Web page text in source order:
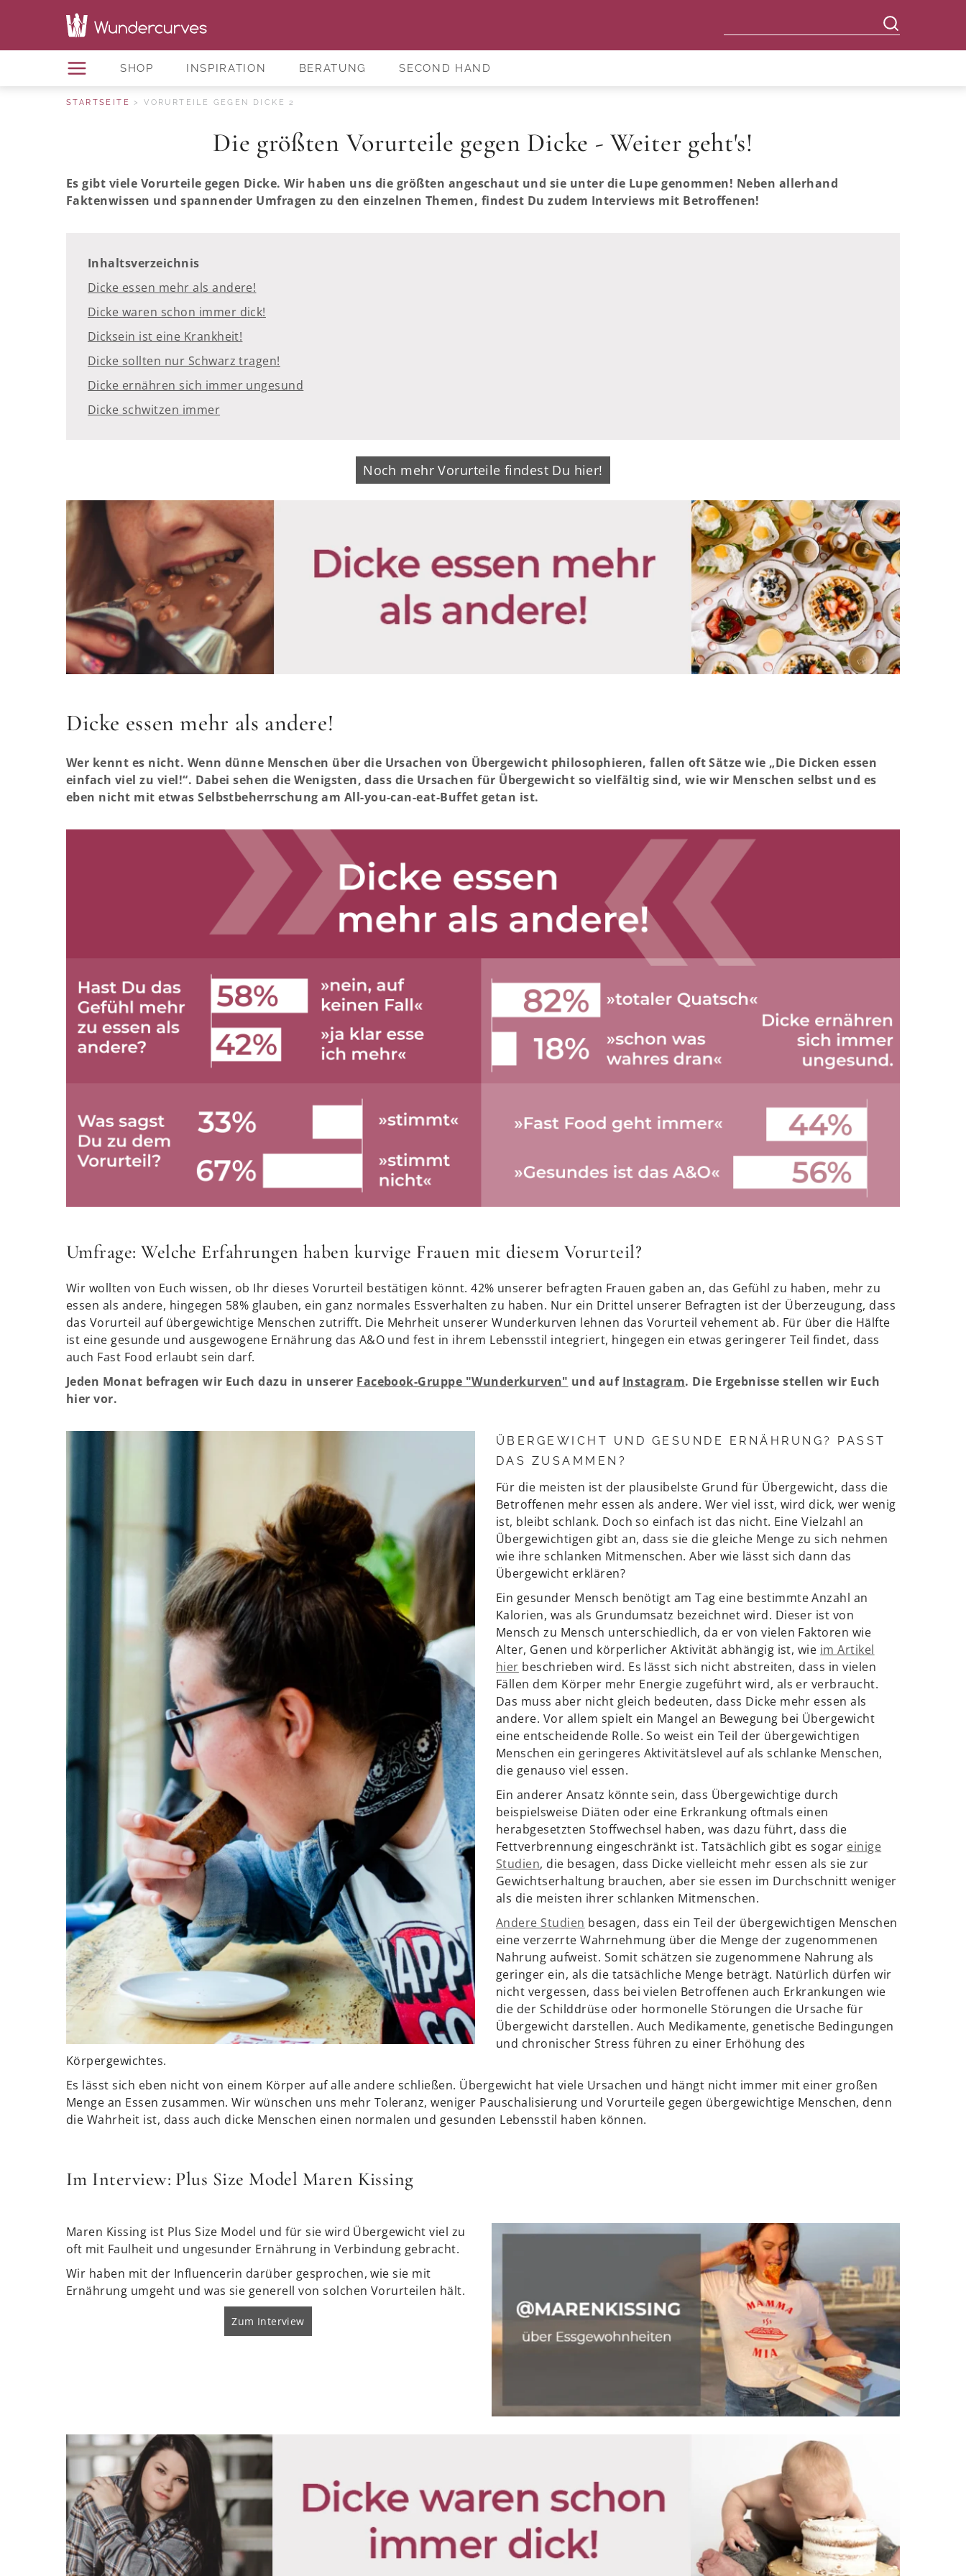
SHOP INSPIRATION BERATUNG SECOND HAND
STARTSEITE VORURTEILE GEGEN DICKE 2
Die größten Vorurteile gegen Dicke - Weiter geht's!
Es gibt viele Vorurteile gegen Dicke. Wir haben uns die größten angeschaut und sie unter die Lupe genommen! Neben allerhand
Faktenwissen und spannender Umfragen zu den einzelnen Themen, findest Du zudem Interviews mit Betroffenen!
Inhaltsverzeichnis
Dicke essen mehr als andere!
Dicke waren schon immer dick!
Dicksein ist eine Krankheit!
Dicke sollten nur Schwarz tragen!
Dicke ernähren sich immer ungesund
Dicke schwitzen immer
Noch mehr Vorurteile findest Du hier!
Dicke essen mehr als andere!
Wer kennt es nicht. Wenn dünne Menschen über die Ursachen von Übergewicht philosophieren, fallen oft Sätze wie „Die Dicken essen
einfach viel zu viel!“. Dabei sehen die Wenigsten, dass die Ursachen für Übergewicht so vielfältig sind, wie wir Menschen selbst und es
eben nicht mit etwas Selbstbeherrschung am All-you-can-eat-Buffet getan ist.
Umfrage: Welche Erfahrungen haben kurvige Frauen mit diesem Vorurteil?
Wir wollten von Euch wissen, ob Ihr dieses Vorurteil bestätigen könnt. 42% unserer befragten Frauen gaben an, das Gefühl zu haben, mehr zu
essen als andere, hingegen 58% glauben, ein ganz normales Essverhalten zu haben. Nur ein Drittel unserer Befragten ist der Überzeugung, dass
das Vorurteil auf übergewichtige Menschen zutrifft. Die Mehrheit unserer Wunderkurven lehnen das Vorurteil vehement ab. Für über die Hälfte
ist eine gesunde und ausgewogene Ernährung das A&O und fest in ihrem Lebensstil integriert, hingegen ein etwas geringerer Teil findet, dass
auch Fast Food erlaubt sein darf.
Jeden Monat befragen wir Euch dazu in unserer Facebook-Gruppe "Wunderkurven" und auf Instagram. Die Ergebnisse stellen wir Euch
hier vor.
ÜBERGEWICHT UND GESUNDE ERNÄHRUNG? PASST
DAS ZUSAMMEN?
Für die meisten ist der plausibelste Grund für Übergewicht, dass die
Betroffenen mehr essen als andere. Wer viel isst, wird dick, wer wenig
ist, bleibt schlank. Doch so einfach ist das nicht. Eine Vielzahl an
Übergewichtigen gibt an, dass sie die gleiche Menge zu sich nehmen
wie ihre schlanken Mitmenschen. Aber wie lässt sich dann das
Übergewicht erklären?
Ein gesunder Mensch benötigt am Tag eine bestimmte Anzahl an
Kalorien, was als Grundumsatz bezeichnet wird. Dieser ist von
Mensch zu Mensch unterschiedlich, da er von vielen Faktoren wie
Alter, Genen und körperlicher Aktivität abhängig ist, wie im Artikel
hier beschrieben wird. Es lässt sich nicht abstreiten, dass in vielen
Fällen dem Körper mehr Energie zugeführt wird, als er verbraucht.
Das muss aber nicht gleich bedeuten, dass Dicke mehr essen als
andere. Vor allem spielt ein Mangel an Bewegung bei Übergewicht
eine entscheidende Rolle. So weist ein Teil der übergewichtigen
Menschen ein geringeres Aktivitätslevel auf als schlanke Menschen,
die genauso viel essen.
Ein anderer Ansatz könnte sein, dass Übergewichtige durch
beispielsweise Diäten oder eine Erkrankung oftmals einen
herabgesetzten Stoffwechsel haben, was dazu führt, dass die
Fettverbrennung eingeschränkt ist. Tatsächlich gibt es sogar einige
Studien, die besagen, dass Dicke vielleicht mehr essen als sie zur
Gewichtserhaltung brauchen, aber sie essen im Durchschnitt weniger
als die meisten ihrer schlanken Mitmenschen.
Andere Studien besagen, dass ein Teil der übergewichtigen Menschen
eine verzerrte Wahrnehmung über die Menge der zugenommenen
Nahrung aufweist. Somit schätzen sie zugenommene Nahrung als
geringer ein, als die tatsächliche Menge beträgt. Natürlich dürfen wir
nicht vergessen, dass bei vielen Betroffenen auch Erkrankungen wie
die der Schilddrüse oder hormonelle Störungen die Ursache für
Übergewicht darstellen. Auch Medikamente, genetische Bedingungen
und chronischer Stress führen zu einer Erhöhung des
Körpergewichtes.
Es lässt sich eben nicht von einem Körper auf alle andere schließen. Übergewicht hat viele Ursachen und hängt nicht immer mit einer großen
Menge an Essen zusammen. Wir wünschen uns mehr Toleranz, weniger Pauschalisierung und Vorurteile gegen übergewichtige Menschen, denn
die Wahrheit ist, dass auch dicke Menschen einen normalen und gesunden Lebensstil haben können.
Im Interview: Plus Size Model Maren Kissing
Maren Kissing ist Plus Size Model und für sie wird Übergewicht viel zu
oft mit Faulheit und ungesunder Ernährung in Verbindung gebracht.
Wir haben mit der Influencerin darüber gesprochen, wie sie mit
Ernährung umgeht und was sie generell von solchen Vorurteilen hält.
Zum Interview